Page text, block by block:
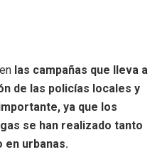
las campañas que lleva a
de las policías locales y
ya que los
se han realizado tanto
en urbanas.